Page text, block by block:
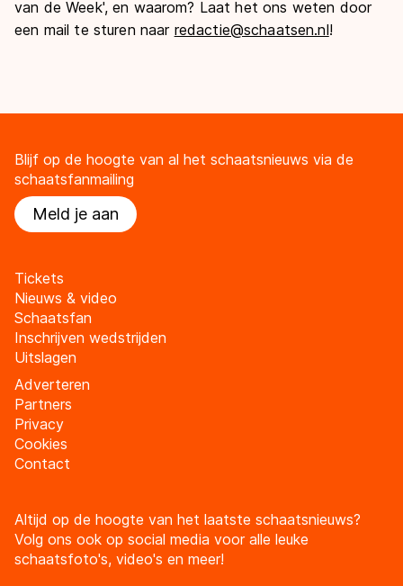
van de Week', en waarom? Laat het ons weten door
een mail te sturen naar redactie@schaatsen.nl!
Blijf op de hoogte van al het schaatsnieuws via de
schaatsfanmailing
Meld je aan
Tickets
Nieuws & video
Schaatsfan
Inschrijven wedstrijden
Uitslagen
Adverteren
Partners
Privacy
Cookies
Contact
Altijd op de hoogte van het laatste schaatsnieuws?
Volg ons ook op social media voor alle leuke
schaatsfoto's, video's en meer!